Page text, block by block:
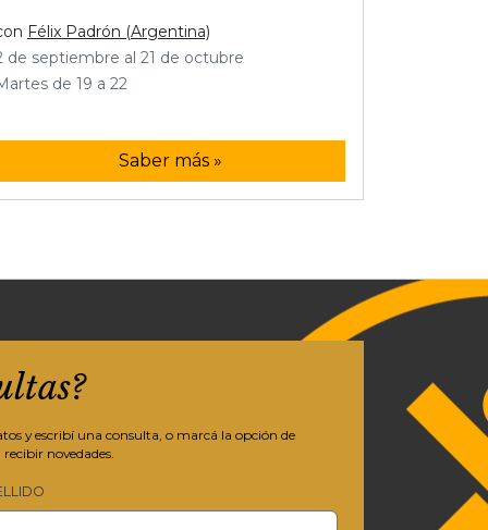
Félix Padrón (Argentina)
de septiembre al 21 de octubre
de 19 a 22
Saber más »
y escribí una consulta, o marcá la opción de
novedades.